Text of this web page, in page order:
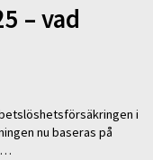
– vad
i
nu baseras på
…